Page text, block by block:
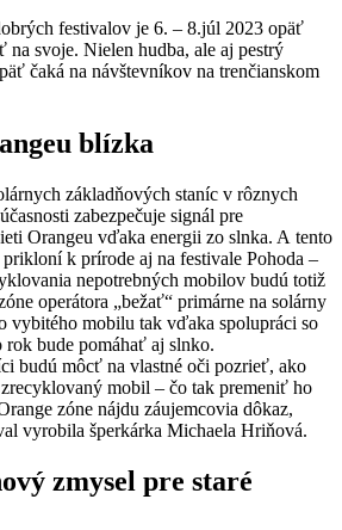
festivalov je 6. – 8.júl 2023 opäť
svoje. Nielen hudba, ale aj pestrý
čaká na návštevníkov na trenčianskom
blízka
základňových staníc v rôznych
zabezpečuje signál pre
Orangeu vďaka energii zo slnka. A tento
prikloní k prírode aj na festivale Pohoda –
nepotrebných mobilov budú totiž
operátora „bežať“ primárne na solárny
mobilu tak vďaka spolupráci so
bude pomáhať aj slnko.
budú môcť na vlastné oči pozrieť, ako
mobil – čo tak premeniť ho
zóne nájdu záujemcovia dôkaz,
vyrobila šperkárka Michaela Hriňová.
zmysel pre staré